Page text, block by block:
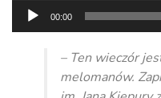
Odtwarzacz
plików
dźwiękowych
00:00
– Ten wieczór
melomanów.